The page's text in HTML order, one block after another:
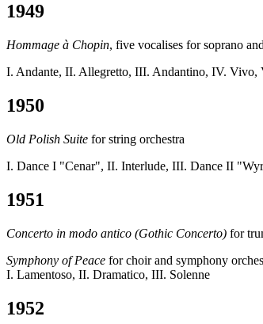
1949
Hommage à Chopin, five vocalises for soprano
I. Andante, II. Allegretto, III. Andantino, IV. Vivo,
1950
Old Polish Suite for string orchestra
I. Dance I "Cenar", II. Interlude, III. Dance II
1951
Concerto in modo antico (Gothic Concerto) for
Symphony of Peace for choir and symphony
I. Lamentoso, II. Dramatico, III. Solenne
1952